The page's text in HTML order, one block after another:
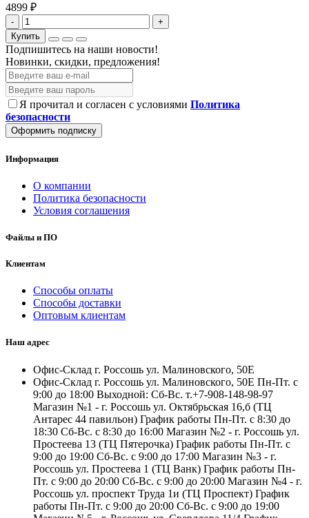
4899 ₽
-
+
Купить
Подпишитесь на наши новости!
Новинки, скидки, предложения!
Я прочитал и согласен с условиями Политика
безопасности
Оформить подписку
Информация
О компании
Политика безопасности
Условия соглашения
Файлы и ПО
Клиентам
Способы оплаты
Способы доставки
Оптовым клиентам
Наш адрес
Офис-Склад г. Россошь ул. Малиновского, 50Е
Офис-Склад г. Россошь ул. Малиновского, 50Е Пн-Пт. с
9:00 до 18:00 Выходной: Сб-Вс. т.+7-908-148-98-97
Магазин №1 - г. Россошь ул. Октябрьская 16,б (ТЦ
Антарес 44 павильон) График работы Пн-Пт. с 8:30 до
18:30 Сб-Вс. с 8:30 до 16:00 Магазин №2 - г. Россошь ул.
Простеева 13 (ТЦ Пятерочка) График работы Пн-Пт. с
9:00 до 19:00 Сб-Вс. с 9:00 до 17:00 Магазин №3 - г.
Россошь ул. Простеева 1 (ТЦ Ванк) График работы Пн-
Пт. с 9:00 до 20:00 Сб-Вс. с 9:00 до 20:00 Магазин №4 - г.
Россошь ул. проспект Труда 1и (ТЦ Проспект) График
работы Пн-Пт. с 9:00 до 20:00 Сб-Вс. с 9:00 до 19:00